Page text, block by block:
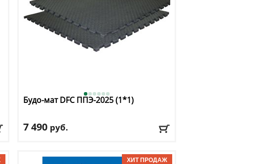
Будо-мат DFCППЭ-2025 (1*1)
7 490 руб.
Количество секций: 1